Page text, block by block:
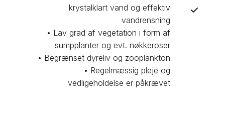
krystalklart vand og effektiv
vandrensning
• Lav grad af vegetation i form af
sumpplanter og evt. nøkkeroser
• Begrænset dyreliv og zooplankton
• Regelmæssig pleje og
vedligeholdelse er påkrævet